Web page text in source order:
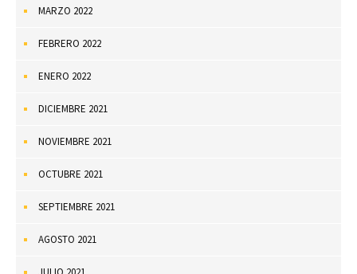
MARZO 2022
FEBRERO 2022
ENERO 2022
DICIEMBRE 2021
NOVIEMBRE 2021
OCTUBRE 2021
SEPTIEMBRE 2021
AGOSTO 2021